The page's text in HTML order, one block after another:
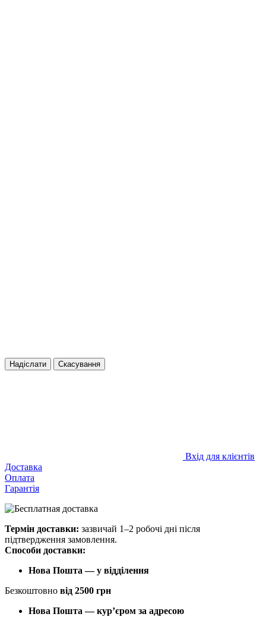
Надіслати Скасування
Вхід для клієнтів
Доставка
Оплата
Гарантія
Термін доставки: зазвичай 1–2 робочі дні після
підтвердження замовлення.
Способи доставки:
Нова Пошта — у відділення
Безкоштовно від 2500 грн
Нова Пошта — кур’єром за адресою